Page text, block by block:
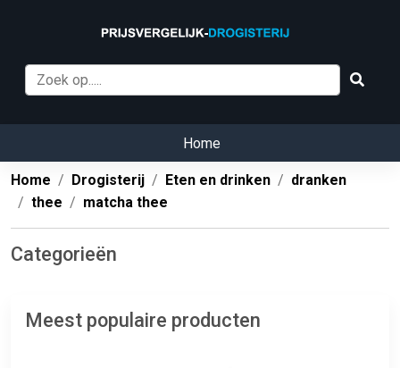
Home
Home Drogisterij Eten en drinken
dranken
thee
matcha thee
Categorieën
Meest populaire producten